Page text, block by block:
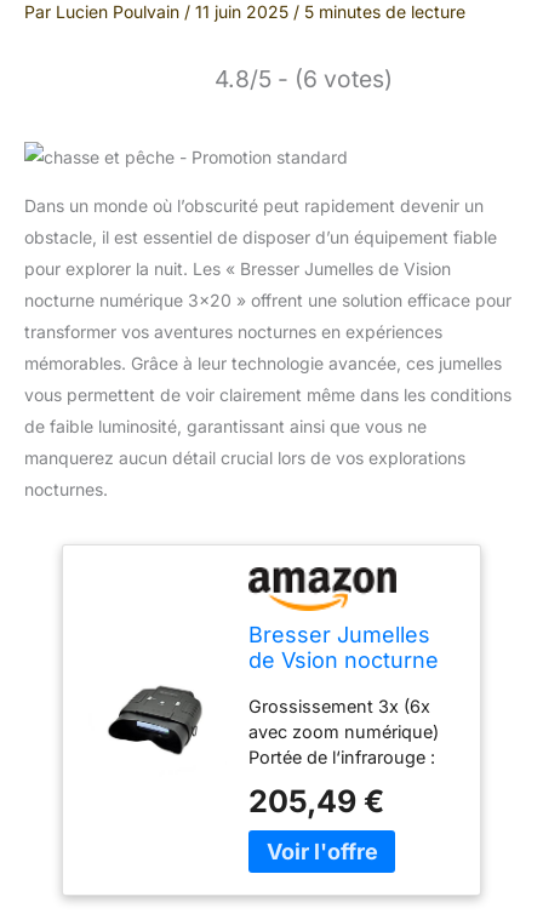
Par Lucien Poulvain / 11 juin 2025 / 5 minutes de lecture
4.8/5 - (6 votes)
Dans un monde où l’obscurité peut rapidement devenir un
obstacle, il est essentiel de disposer d’un équipement fiable
pour explorer la nuit. Les « Bresser Jumelles de Vision
nocturne numérique 3×20 » offrent une solution efficace pour
transformer vos aventures nocturnes en expériences
mémorables. Grâce à leur technologie avancée, ces jumelles
vous permettent de voir clairement même dans les conditions
de faible luminosité, garantissant ainsi que vous ne
manquerez aucun détail crucial lors de vos explorations
nocturnes.
Bresser Jumelles
de Vsion nocturne
Grossissement 3x (6x
avec zoom numérique)
Portée de l‘infrarouge :
145 x 55 mm; Poids: 680
g Grand écran, vue
confortable
205,49 €